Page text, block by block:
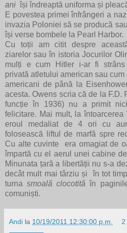
ani își îndreaptă uniforma și
E povestea primei înfrângeri a
invazia Poloniei să se producă
își verse bombele la Pearl Harbor.
Cu toții am citit despre
ziarelor sau în istoria Jocurilor
mulți e cum Hitler i-ar fi strâns
privată atletului american sau
americani de până la
acesta. Owens scria că de la F.D.
funcție în 1936) nu a primit
felicitare. Mai mult, la
eroul medaliat de 4 ori cu
folosească liftul de marfă spre
Cu alte cuvinte era omagiat de
împartă cu el aerul unei cabine
Minunata țară a libertății nu s-a
decât mult mai târziu și în tot
turnasmoală clocotită în
comuniști.
Andi la 10/19/2011 12:30:00 p.m.